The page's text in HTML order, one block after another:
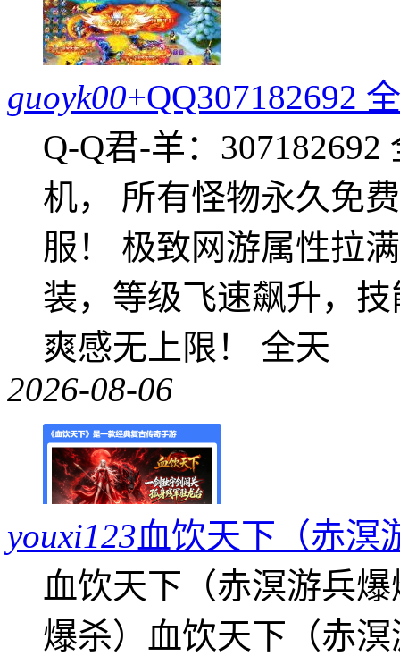
guoyk00+QQ307182692
Q-Q君-羊：
机， 所有怪物永久免
服！ 极致网游属性拉
装，等级飞速飙升，
爽感无上限！ 全天
2026-08-06
youxi123血饮天下（赤溟
血饮天下（赤溟游兵
爆杀）血饮天下（赤